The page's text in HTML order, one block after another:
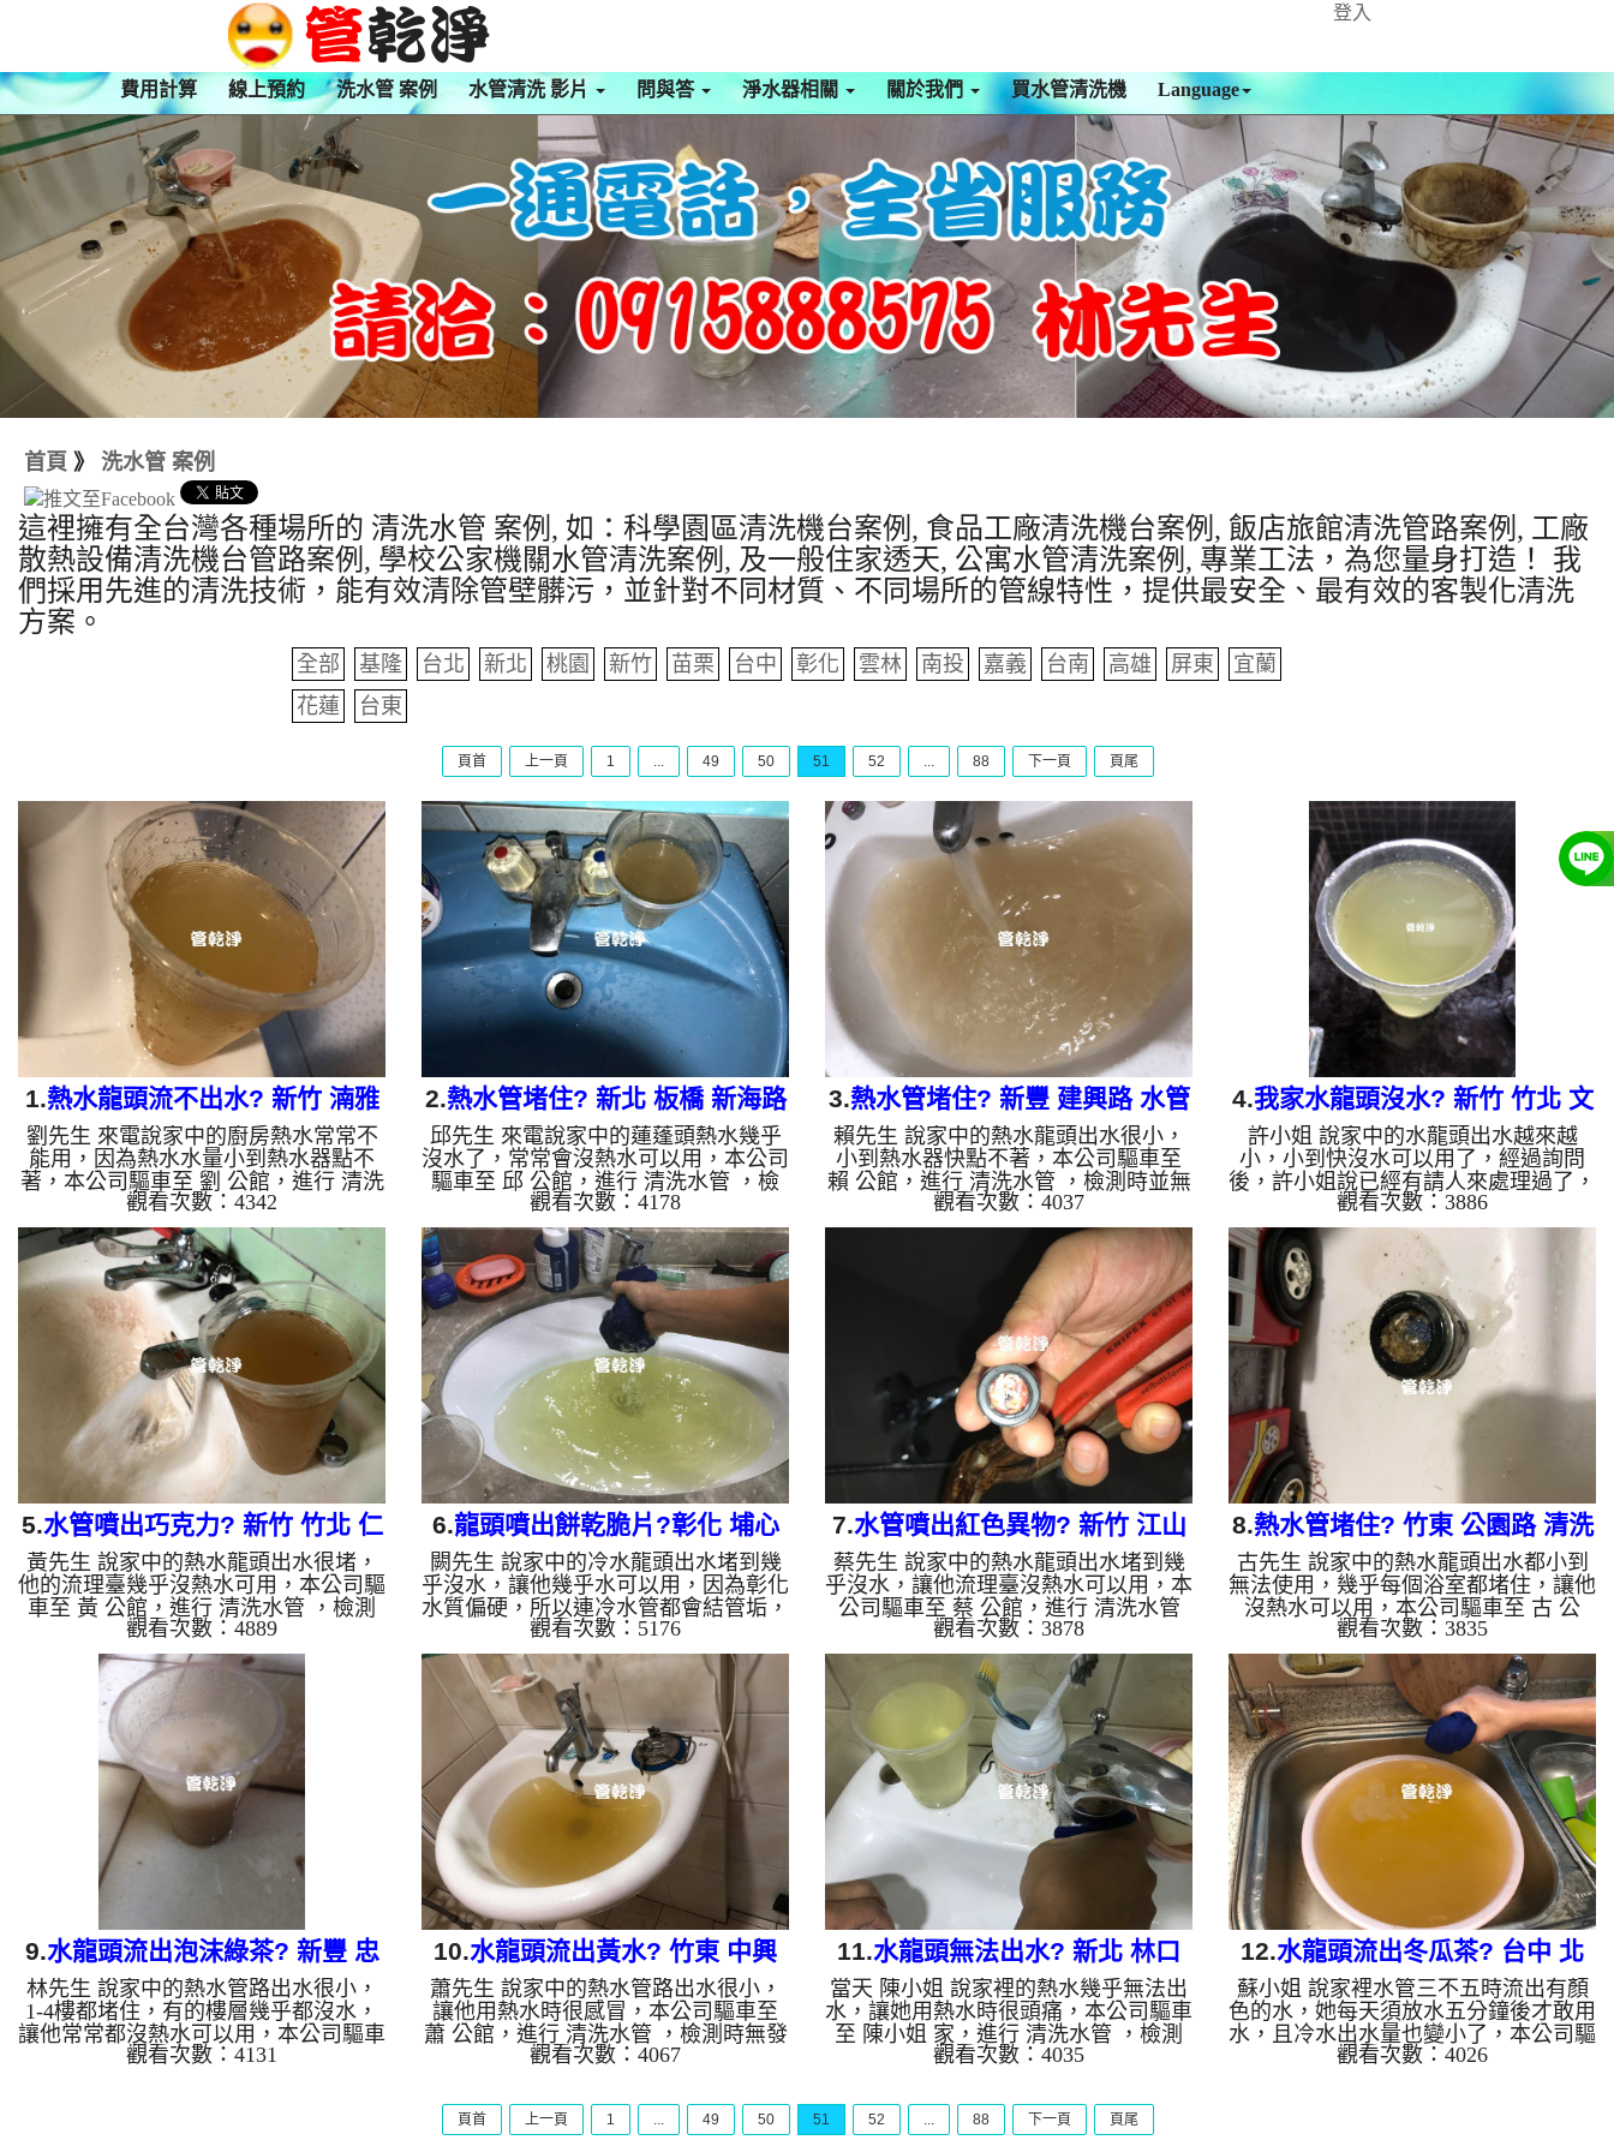
登入
費用計算 線上預約 洗水管 案例 水管清洗 影片 問與答 淨水器相關 關於我們 買水管清洗機 Language
首頁 》 洗水管 案例
這裡擁有全台灣各種場所的 清洗水管 案例, 如：科學園區清洗機台案例, 食品工廠清洗機台案例, 飯店旅館清洗管路案例, 工廠
散熱設備清洗機台管路案例, 學校公家機關水管清洗案例, 及一般住家透天, 公寓水管清洗案例, 專業工法，為您量身打造！ 我
們採用先進的清洗技術，能有效清除管壁髒污，並針對不同材質、不同場所的管線特性，提供最安全、最有效的客製化清洗
方案。
全部 基隆 台北 新北 桃園 新竹 苗栗 台中 彰化 雲林 南投 嘉義 台南 高雄 屏東
宜蘭
花蓮
台東
頁首 上一頁 1 ... 49 50 51 52 ... 88 下一頁 頁尾
1.熱水龍頭流不出水? 新竹 湳雅
街 水管清洗
劉先生 來電說家中的廚房熱水常常不
能用，因為熱水水量小到熱水器點不
著，本公司驅車至 劉 公館，進行 清洗
水管 ，檢測時並無發現，本公司架起
高周波水管清洗機，灌入 檸檬酸液 至
水管裡面，等了約25分，開啟 水管清
洗機 ，啟動 水槌 模式，要把水管的污
垢及異物沖出來，一開始沒洗出東西，
沒多久就開始噴出黃色的髒水，越來越
多，如影片， 清洗水管 約一個小時
後，劉先生 很興奮的有熱水可用了!!
如是自來水，如水管老化，會產生鐵鏽
跟泥沙堆積，洗出來的水就會是咖啡
色，地下水含有氧化錳，管壁上會結成
黑色...
觀看次數：4342
2.熱水管堵住? 新北 板橋 新海路
清洗水管
邱先生 來電說家中的蓮蓬頭熱水幾乎
沒水了，常常會沒熱水可以用，本公司
驅車至 邱 公館，進行 清洗水管 ，檢
測時並無發現，本公司架起 高周波水
管清洗機，灌入 檸檬酸液 至水管裡
面，等了約15分，開啟 水管清洗機 ，
開啟 脈衝 模式，把水管的污垢及異物
沖出來，一開始就噴出黃色的髒水，而
且水面上還有一層油汙，越來越多，如
圖， 清洗水管 約一個小時後，邱先
生 很高興有熱水可以用了!! 如是自來
水，如水管老化，會產生鐵鏽跟泥沙堆
積，洗出來的水就會是咖啡色，地下水
含有氧化錳，管壁上會結成黑色管垢，
洗出...
觀看次數：4178
3.熱水管堵住? 新豐 建興路 水管
清洗
賴先生 說家中的熱水龍頭出水很小，
小到熱水器快點不著，本公司驅車至
賴 公館，進行 清洗水管 ，檢測時並無
發現，本公司架起 高周波水管清洗
機，灌入 檸檬酸液 至水管裡面，等了
約10分，開啟 水管清洗機 ，開啟 脈
衝 模式，把水管的污垢及異物沖出
來，一開始就噴出黃色的髒水，越來越
多看到都嚇了一跳，如圖， 清洗水管
約一個小時，賴先生 很高興熱水出水
正常了!! 如是自來水，如水管老化，會
產生鐵鏽跟泥沙堆積，洗出來的水就會
是咖啡色，地下水含有氧化錳，管壁上
會結成黑色管垢，洗出來的水會跟石油
一樣黑...
觀看次數：4037
4.我家水龍頭沒水? 新竹 竹北 文
興路 洗水管
許小姐 說家中的水龍頭出水越來越
小，小到快沒水可以用了，經過詢問
後，許小姐說已經有請人來處理過了，
但是還是不見起色，也找了數家來看，
都不敢保證處理好，本公司驅車至
許 公館，進行 清洗水管 ，檢測時並無
發現，本公司架起 高周波水管清洗
機，注入 檸檬酸液 至水管裡面，等了
約20分，開啟 水管清洗機 ，開啟 微氣
泡 模式，要把水管內的污垢及異物沖
出來，一開始噴出黃黃的髒水，但是效
果不好，本公司改用特殊工法，髒水源
源不絕從水龍頭流出，許小姐看到鬆了
一口氣，清洗約一個小時後，許小
姐 終於有水用了!! ...
觀看次數：3886
5.水管噴出巧克力? 新竹 竹北 仁
義路 清洗水管
黃先生 說家中的熱水龍頭出水很堵，
他的流理臺幾乎沒熱水可用，本公司驅
車至 黃 公館，進行 清洗水管 ，檢測
時並無發現，本公司架起 高周波水管
清洗機，注入 檸檬酸液 至水管裡面，
等了約20分，開啟 水管清洗機 ，開啟
微氣泡 模式，要把水管內的污垢及異
物沖出來，一開始噴出紅紅的髒水，後
來越來越多源源不絕，最後向是泉水般
的湧現，如圖，黃先生看到都覺得可
怕，清洗約一個小時後，蔡先生 很高
興終於有熱水用了!! 我們至頂樓清洗水
塔，一打開發現水塔裡面都是水垢，水
垢呈現紅色，如圖，費了好大的勁，水
觀看次數：4889
6.龍頭噴出餅乾脆片?彰化 埔心
柳橋西路 水管清洗
闕先生 說家中的冷水龍頭出水堵到幾
乎沒水，讓他幾乎水可以用，因為彰化
水質偏硬，所以連冷水管都會結管垢，
本公司驅車至 闕 公館，進行 清洗水管
，檢測時無發現，本公司架起 高周波
水管清洗機，注入 檸檬酸液 至水管裡
面，等了約15分，開啟 水管清洗機 ，
開啟 水槌 模式，開始把水管內的污垢
及異物沖出來，一開始洗不出甚麼東
西，後來居然噴出如餅乾脆片，越洗就
越可怕，如影片，闕先生看到都覺得不
可思議，最後居然噴出藍綠水，清洗約
一個半小時後，闕先生 很高興有水可
以用了!! 如是自來水，如水管老化，會
產...
觀看次數：5176
7.水管噴出紅色異物? 新竹 江山
街 洗水管
蔡先生 說家中的熱水龍頭出水堵到幾
乎沒水，讓他流理臺沒熱水可以用，本
公司驅車至 蔡 公館，進行 清洗水管
，檢測時發現濾嘴都是紅色異物，堵到
幾乎沒有出口，如圖，本公司架起 高
周波水管清洗機，注入 檸檬酸液 至水
管裡面，等了約15分，開啟 水管清洗
機 ，開啟 水槌 模式，開始把水管內的
污垢及異物沖出來，一開始只噴出一點
黃黃的髒水，後來越來越多源源不絕，
越洗就越可怕，還不斷噴出紅色異物，
如圖，蔡先生看到都覺得不可思議，清
洗約一個小時後，蔡先生 很高興終於
有熱水用了!! 如是自來水，如水管老
化，...
觀看次數：3878
8.熱水管堵住? 竹東 公園路 清洗
水管
古先生 說家中的熱水龍頭出水都小到
無法使用，幾乎每個浴室都堵住，讓他
沒熱水可以用，本公司驅車至 古 公
館，進行 清洗水管 ，檢測時發現管壁
都是碳酸鈣，剛拆下的濾嘴都是髒東
西，如圖，本公司架起 高周波水管清
洗機，注入 檸檬酸液 至水管裡面，等
了約15分，開啟 水管清洗機 ，開啟 水
槌 模式，開始把水管內的污垢及異物
沖出來，一開始只噴出一點黃黃的髒
水，後來越來越多源源不絕，越洗就越
可怕，古先生看到都覺得噁心，清洗約
一個小時後，古先生 很高興有熱水可
以用了!! 如是自來水，如水管老化，會
觀看次數：3835
9.水龍頭流出泡沫綠茶? 新豐 忠
一街 洗水管
林先生 說家中的熱水管路出水很小，
1-4樓都堵住，有的樓層幾乎都沒水，
讓他常常都沒熱水可以用，本公司驅車
至 林 公館，進行 清洗水管 ，檢測時
觀看次數：4131
10.水龍頭流出黃水? 竹東 中興
路 清洗水管
蕭先生 說家中的熱水管路出水很小，
讓他用熱水時很感冒，本公司驅車至
蕭 公館，進行 清洗水管 ，檢測時無發
現異常，本公司架起 高周波水管清洗
約15分，開啟 水管清洗機 ，開啟 微氣
泡 模式，開始把水管內的污垢及異物
觀看次數：4067
11.水龍頭無法出水? 新北 林口
文化三路 水管清洗
當天 陳小姐 說家裡的熱水幾乎無法出
水，讓她用熱水時很頭痛，本公司驅車
至 陳小姐 家，進行 清洗水管 ，檢測
時無發現異常，本公司架起 高周波水
面，等了約15分，開啟 水管清洗機 ，
開啟 周波 模式，開始把水管內的污垢
觀看次數：4035
12.水龍頭流出冬瓜茶? 台中 北
屯 後庄路 洗水管
蘇小姐 說家裡水管三不五時流出有顏
色的水，她每天須放水五分鐘後才敢用
水，且冷水出水量也變小了，本公司驅
車至 蘇小姐 家，進行 清洗水管 ，檢
觀看次數：4026
頁首 上一頁 1 ... 49 50 51 52 ... 88 下一頁 頁尾